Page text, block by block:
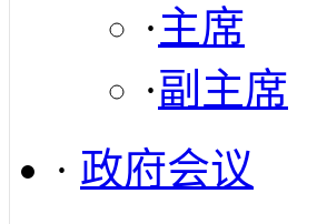
·主席
·副主席
· 政府会议